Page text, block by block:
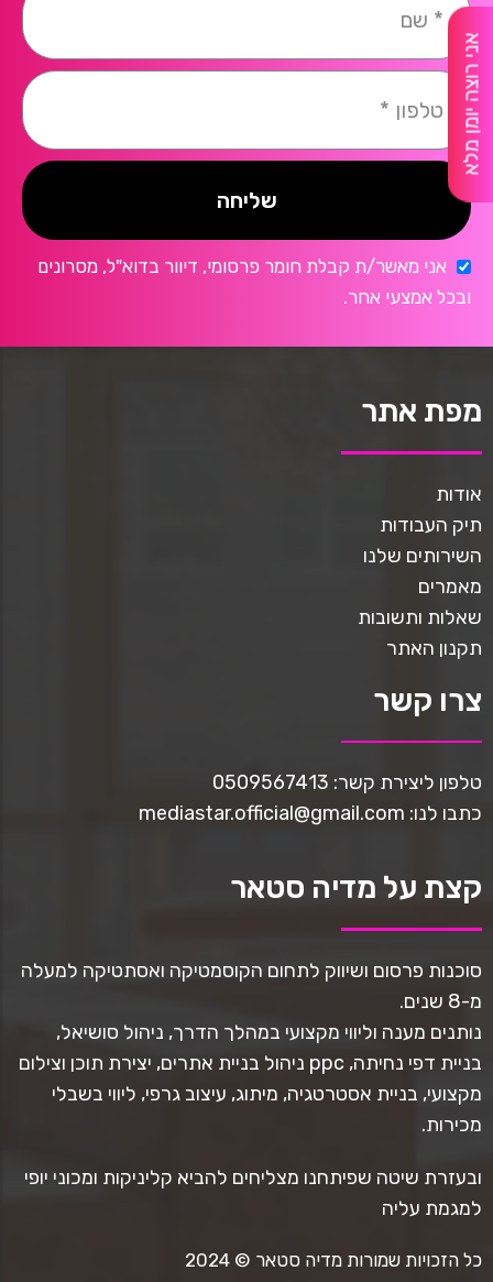
אני רוצה יומן מלא
שליחה
אני מאשר/ת קבלת חומר פרסומי, דיוור בדוא"ל, מסרונים
ובכל אמצעי אחר.
מפת אתר
אודות
תיק העבודות
השירותים שלנו
מאמרים
שאלות ותשובות
תקנון האתר
צרו קשר
טלפון ליצירת קשר: 0509567413
כתבו לנו: mediastar.official@gmail.com
קצת על מדיה סטאר
סוכנות פרסום ושיווק לתחום הקוסמטיקה ואסתטיקה למעלה
מ-8 שנים.
נותנים מענה וליווי מקצועי במהלך הדרך, ניהול סושיאל,
בניית דפי נחיתה, ppc ניהול בניית אתרים, יצירת תוכן וצילום
מקצועי, בניית אסטרטגיה, מיתוג, עיצוב גרפי, ליווי בשבלי
מכירות.
ובעזרת שיטה שפיתחנו מצליחים להביא קליניקות ומכוני יופי
למגמת עליה
כל הזכויות שמורות מדיה סטאר © 2024